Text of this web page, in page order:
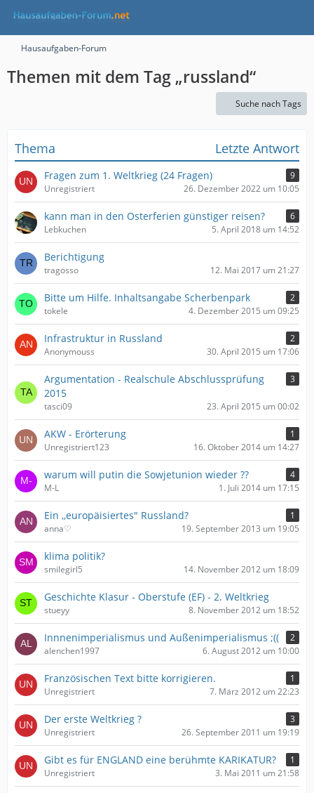
Hausaufgaben-Forum
Themen mit dem Tag „russland“
Suche nach Tags
Thema Letzte Antwort
Fragen zum 1. Weltkrieg (24 Fragen)
9
Unregistriert
26. Dezember 2022 um 10:05
kann man in den Osterferien günstiger reisen?
6
Lebkuchen
5. April 2018 um 14:52
Berichtigung
tragosso 12. Mai 2017 um 21:27
Bitte um Hilfe. Inhaltsangabe Scherbenpark
2
tokele
4. Dezember 2015 um 09:25
Infrastruktur in Russland
2
Anonymouss
30. April 2015 um 17:06
Argumentation - Realschule Abschlussprüfung
2015
3
tasci09 23. April 2015 um 00:02
AKW - Erörterung
1
Unregistriert123
16. Oktober 2014 um 14:27
warum will putin die Sowjetunion wieder ??
4
M-L
1. Juli 2014 um 17:15
Ein ,,europäisiertes" Russland?
1
anna♡
19. September 2013 um 19:05
klima politik?
smilegirl5 14. November 2012 um 18:09
Geschichte Klasur - Oberstufe (EF) - 2. Weltkrieg
stueyy 8. November 2012 um 18:52
Innnenimperialismus und Außenimperialismus ;((
2
alenchen1997
6. August 2012 um 10:00
Französischen Text bitte korrigieren.
1
Unregistriert
7. März 2012 um 22:23
Der erste Weltkrieg ?
3
Unregistriert
26. September 2011 um 19:19
Gibt es für ENGLAND eine berühmte KARIKATUR?
1
Unregistriert
3. Mai 2011 um 21:58